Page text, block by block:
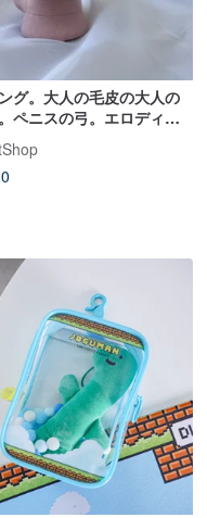
グ。大人の毛皮の大人の
ペニスの弓。エロディッ